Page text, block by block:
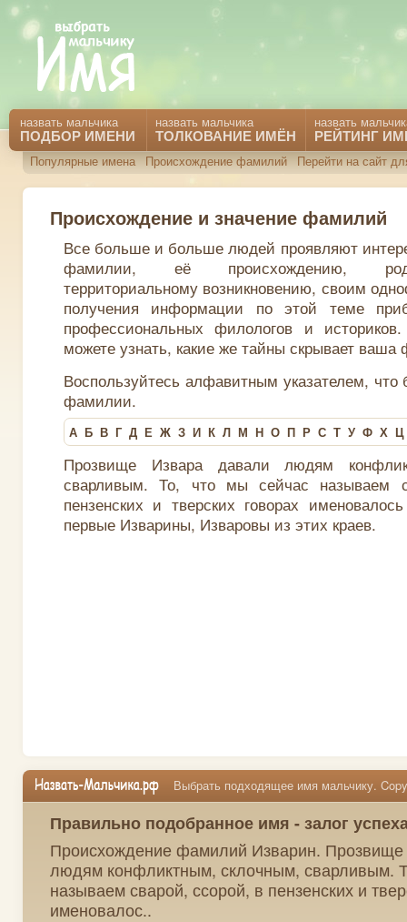
назвать мальчика
ПОДБОР ИМЕНИ
назвать мальчика
ТОЛКОВАНИЕ ИМЁН
назвать
РЕЙТИНГ
Популярные имена Происхождение фамилий Перейти на сайт
Происхождение и значение фамилий
Все больше и больше людей проявляют
фамилии, её происхождению,
территориальному возникновению, своим
получения информации по этой теме
профессиональных филологов и
можете узнать, какие же тайны скрывает
Воспользуйтесь алфавитным указателем, что
фамилии.
А Б В Г Д Е Ж З И К Л М Н О П Р С Т У Ф Х Ц
Прозвище Извара давали людям
сварливым. То, что мы сейчас называем
пензенских и тверских говорах
первые Изварины, Изваровы из этих краев.
Выбрать подходящее имя мальчику.
Правильно подобранное имя - залог
Происхождение фамилий Изварин.
людям конфликтным, склочным, сварливым.
называем сварой, ссорой, в пензенских и
именовалос..